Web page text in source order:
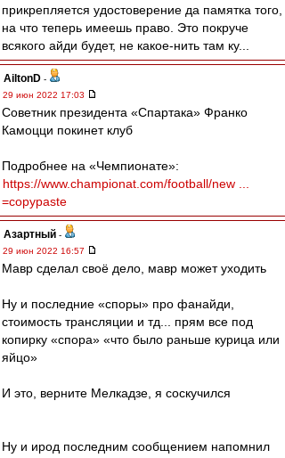
прикрепляется удостоверение да памятка того,
на что теперь имеешь право. Это покруче
всякого айди будет, не какое-нить там ку...
AiltonD -
29 июн 2022 17:03
Советник президента «Спартака» Франко
Камоцци покинет клуб
Подробнее на «Чемпионате»:
https://www.championat.com/football/new ...
=copypaste
Азартный -
29 июн 2022 16:57
Мавр сделал своё дело, мавр может уходить
Ну и последние «споры» про фанайди,
стоимость трансляции и тд... прям все под
копирку «спора» «что было раньше курица или
яйцо»
И это, верните Мелкадзе, я соскучился
Ну и ирод последним сообщением напомнил